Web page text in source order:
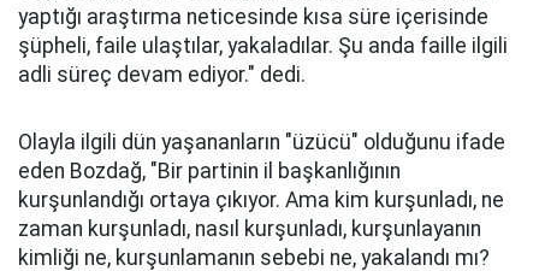
yaptığı araştırma neticesinde kısa süre içerisinde
şüpheli, faile ulaştılar, yakaladılar. Şu anda faille ilgili
adli süreç devam ediyor." dedi.
Olayla ilgili dün yaşananların "üzücü" olduğunu ifade
eden Bozdağ, "Bir partinin il başkanlığının
kurşunlandığı ortaya çıkıyor. Ama kim kurşunladı, ne
zaman kurşunladı, nasıl kurşunladı, kurşunlayanın
kimliği ne, kurşunlamanın sebebi ne, yakalandı mı?